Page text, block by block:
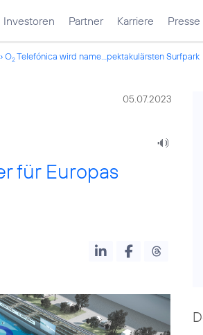
Investoren Partner Karriere Presse
O2Telefónica wird name...pektakulärsten Surfpark
05.07.2023
für Europas